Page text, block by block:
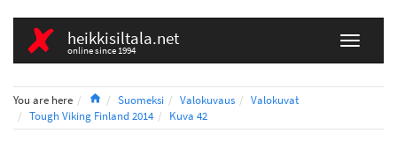
heikkisiltala.net
online since 1994
You are here HomeSuomeksi Valokuvaus
Valokuvat
Tough Viking Finland 2014
Kuva 42